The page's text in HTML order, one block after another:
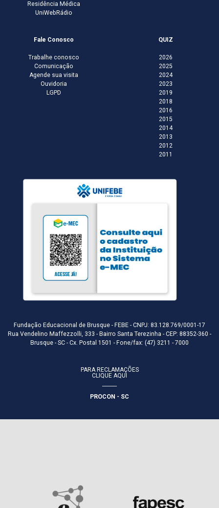
Residência Médica
UniWebRádio
Fale Conosco
Trabalhe conosco
Comunicação
Agende sua visita
Ouvidoria
LGPD
QUIZ
2026
2025
2024
2023
2019
2018
2016
2015
2014
2013
2012
2011
Fundação Educacional de Brusque - FEBE - CNPJ: 83.128.769/0001-17
Rua Vendelino Maffezzolli, 333 - Bairro Santa Terezinha - CEP: 88352-360 -
Brusque - SC - Cx. Postal 1501 - Fone/fax: (47) 3211 - 7000
PARA RECLAMAÇÕES
CLIQUE AQUI
PROCON - SC